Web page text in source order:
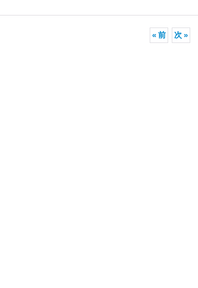
« 前 次 »